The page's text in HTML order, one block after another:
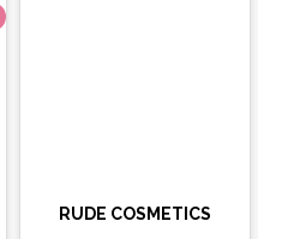
RUDE COSMETICS